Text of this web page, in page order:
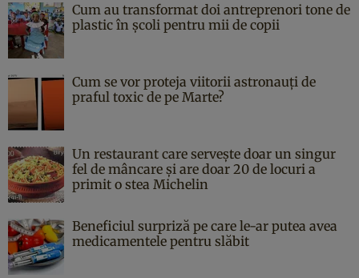
Cum au transformat doi antreprenori tone de
plastic în școli pentru mii de copii
Cum se vor proteja viitorii astronauți de
praful toxic de pe Marte?
Un restaurant care servește doar un singur
fel de mâncare și are doar 20 de locuri a
primit o stea Michelin
Beneficiul surpriză pe care le-ar putea avea
medicamentele pentru slăbit